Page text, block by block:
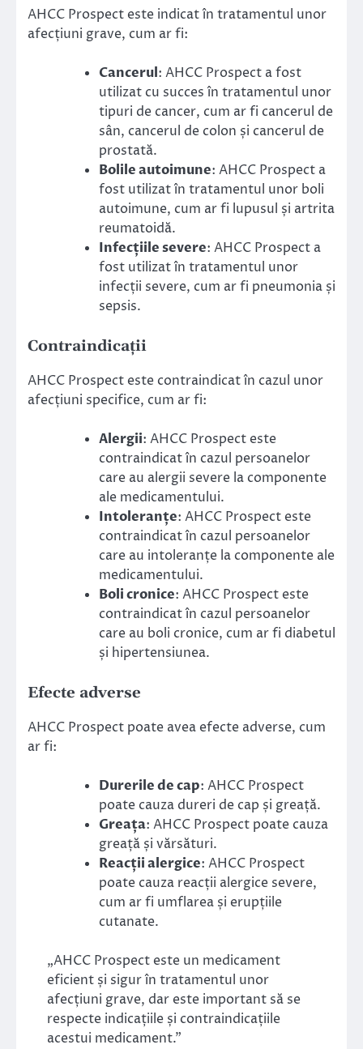
AHCC Prospect este indicat în tratamentul unor
afecțiuni grave, cum ar fi:
Cancerul: AHCC Prospect a fost
utilizat cu succes în tratamentul unor
tipuri de cancer, cum ar fi cancerul de
sân, cancerul de colon și cancerul de
prostată.
Bolile autoimune: AHCC Prospect a
fost utilizat în tratamentul unor boli
autoimune, cum ar fi lupusul și artrita
reumatoidă.
Infecțiile severe: AHCC Prospect a
fost utilizat în tratamentul unor
infecții severe, cum ar fi pneumonia și
sepsis.
Contraindicații
AHCC Prospect este contraindicat în cazul unor
afecțiuni specifice, cum ar fi:
Alergii: AHCC Prospect este
contraindicat în cazul persoanelor
care au alergii severe la componente
ale medicamentului.
Intoleranțe: AHCC Prospect este
contraindicat în cazul persoanelor
care au intoleranțe la componente ale
medicamentului.
Boli cronice: AHCC Prospect este
contraindicat în cazul persoanelor
care au boli cronice, cum ar fi diabetul
și hipertensiunea.
Efecte adverse
AHCC Prospect poate avea efecte adverse, cum
ar fi:
Durerile de cap: AHCC Prospect
poate cauza dureri de cap și greață.
Greața: AHCC Prospect poate cauza
greață și vărsături.
Reacții alergice: AHCC Prospect
poate cauza reacții alergice severe,
cum ar fi umflarea și erupțiile
cutanate.
„AHCC Prospect este un medicament
eficient și sigur în tratamentul unor
afecțiuni grave, dar este important să se
respecte indicațiile și contraindicațiile
acestui medicament.”